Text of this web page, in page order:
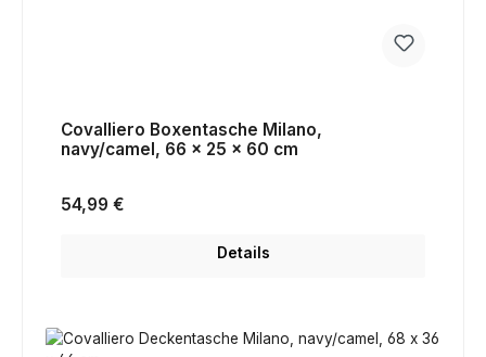
Covalliero Boxentasche Milano,
navy/camel, 66 x 25 x 60 cm
Regulärer Preis:
54,99 €
Details